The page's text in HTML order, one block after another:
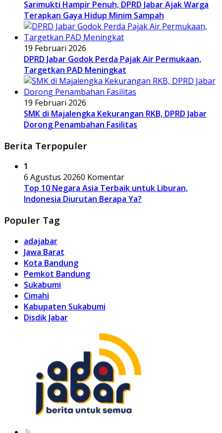
Sarimukti Hampir Penuh, DPRD Jabar Ajak Warga
Terapkan Gaya Hidup Minim Sampah
19 Februari 2026
DPRD Jabar Godok Perda Pajak Air Permukaan,
Targetkan PAD Meningkat
19 Februari 2026
SMK di Majalengka Kekurangan RKB, DPRD Jabar
Dorong Penambahan Fasilitas
Berita Terpopuler
1
6 Agustus 20260 Komentar
Top 10 Negara Asia Terbaik untuk Liburan,
Indonesia Diurutan Berapa Ya?
Populer Tag
adajabar
Jawa Barat
Kota Bandung
Pemkot Bandung
Sukabumi
Cimahi
Kabupaten Sukabumi
Disdik Jabar